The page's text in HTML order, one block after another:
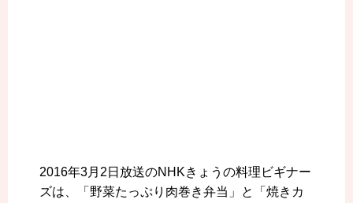
2016年3月2日放送のNHKきょうの料理ビギナー
ズは、「野菜たっぷり肉巻き弁当」と「焼きカ